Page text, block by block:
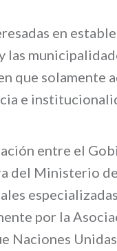
en
las
que solamente
e
entre el
del Ministerio
por la
Naciones